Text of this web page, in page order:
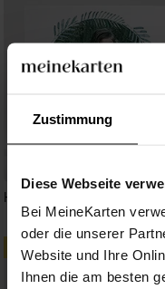
Zustimmung
Diese Webseite
Bei MeineKarten
oder die unserer
Website und Ihre
Ihnen die am besten
Heiliges Aquarell